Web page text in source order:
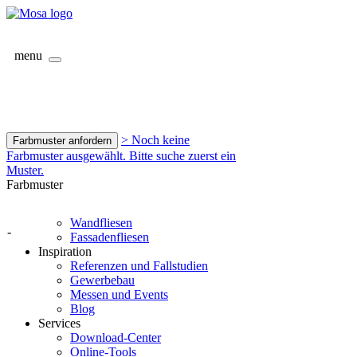
menu
Farbmuster anfordern
> Noch keine
Farbmuster ausgewählt. Bitte suche zuerst ein
Muster.
Farbmuster
-
Wandfliesen
Fassadenfliesen
Inspiration
Referenzen und Fallstudien
Gewerbebau
Messen und Events
Blog
Services
Download-Center
Online-Tools